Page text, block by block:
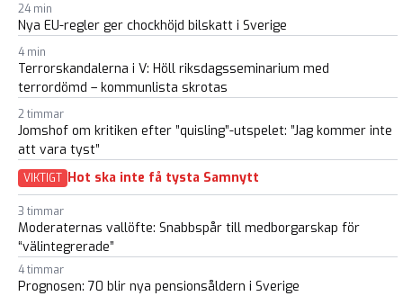
24 min
Nya EU-regler ger chockhöjd bilskatt i Sverige
4 min
Terrorskandalerna i V: Höll riksdagsseminarium med
terrordömd – kommunlista skrotas
2 timmar
Jomshof om kritiken efter ”quisling”-utspelet: ”Jag kommer inte
att vara tyst”
VIKTIGT Hot ska inte få tysta Samnytt
3 timmar
Moderaternas vallöfte: Snabbspår till medborgarskap för
“välintegrerade”
4 timmar
Prognosen: 70 blir nya pensionsåldern i Sverige